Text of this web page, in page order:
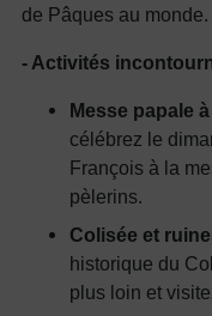
de Pâques au monde.
- Activités
Messe papale
célébrez le
François à la
pèlerins.
Colisée et
historique du
plus loin et